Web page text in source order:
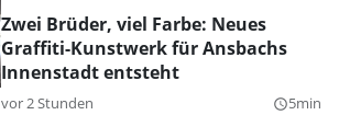
Zwei Brüder, viel Farbe: Neues
Graffiti-Kunstwerk für Ansbachs
Innenstadt entsteht
vor 2 Stunden query_builder5min